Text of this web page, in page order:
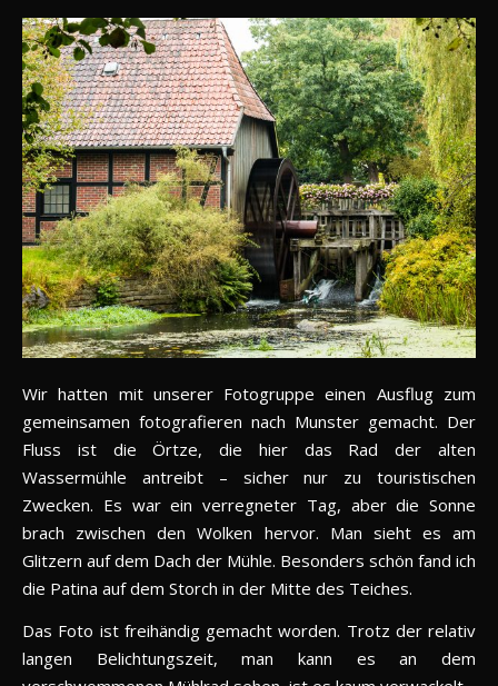
Wir hatten mit unserer Fotogruppe einen Ausflug zum
gemeinsamen fotografieren nach Munster gemacht. Der
Fluss ist die Örtze, die hier das Rad der alten
Wassermühle antreibt – sicher nur zu touristischen
Zwecken. Es war ein verregneter Tag, aber die Sonne
brach zwischen den Wolken hervor. Man sieht es am
Glitzern auf dem Dach der Mühle. Besonders schön fand ich
die Patina auf dem Storch in der Mitte des Teiches.
Das Foto ist freihändig gemacht worden. Trotz der relativ
langen Belichtungszeit, man kann es an dem